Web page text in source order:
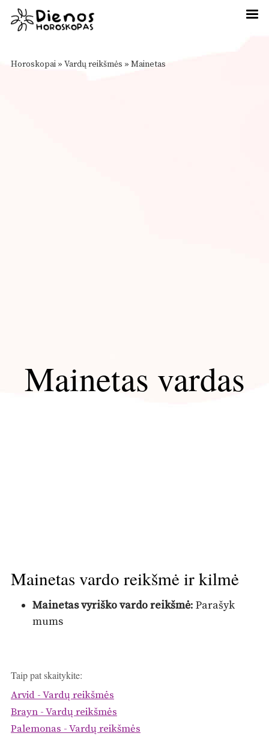
Horoskopai » Vardų reikšmės » Mainetas
Mainetas vardas
Mainetas vardo reikšmė ir kilmė
Mainetas vyriško vardo reikšmė: Parašyk
mums
Taip pat skaitykite:
Arvid - Vardų reikšmės
Brayn - Vardų reikšmės
Palemonas - Vardų reikšmės